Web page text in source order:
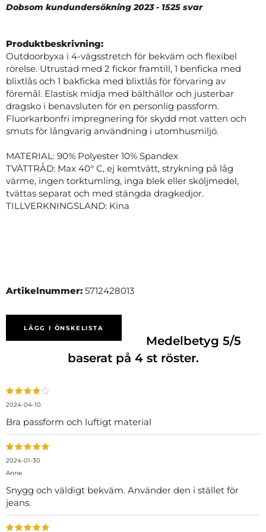
Dobsom kundundersökning 2023 - 1525 svar
Produktbeskrivning:
Outdoorbyxa i 4-vägsstretch för bekväm och flexibel
rörelse. Utrustad med 2 fickor framtill, 1 benficka med
blixtlås och 1 bakficka med blixtlås för förvaring av
föremål. Elastisk midja med bälthällor och justerbar
dragsko i benavsluten för en personlig passform.
Fluorkarbonfri impregnering för skydd mot vatten och
smuts för långvarig användning i utomhusmiljö.
MATERIAL: 90% Polyester 10% Spandex
TVÄTTRÅD: Max 40° C, ej kemtvätt, strykning på låg
värme, ingen torktumling, inga blek eller sköljmedel,
tvättas separat och med stängda dragkedjor.
TILLVERKNINGSLAND: Kina
Artikelnummer: 5712428013
LÄGG I ÖNSKELISTA
Medelbetyg5/5
baserat på 4st röster.
2024-04-10
Bra passform och luftigt material
2024-01-30
Anne
Snygg och väldigt bekväm. Använder den i stället för
jeans.